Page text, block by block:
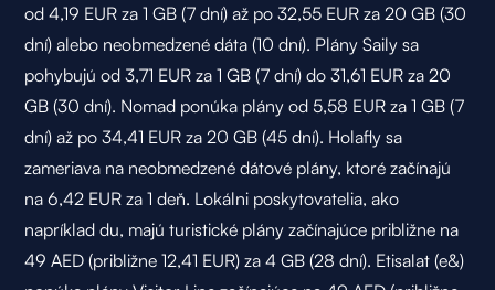
od 4,19 EUR za 1 GB (7 dní) až po 32,55 EUR za 20 GB (30
dní) alebo neobmedzené dáta (10 dní). Plány Saily sa
pohybujú od 3,71 EUR za 1 GB (7 dní) do 31,61 EUR za 20
GB (30 dní). Nomad ponúka plány od 5,58 EUR za 1 GB (7
dní) až po 34,41 EUR za 20 GB (45 dní). Holafly sa
zameriava na neobmedzené dátové plány, ktoré začínajú
na 6,42 EUR za 1 deň. Lokálni poskytovatelia, ako
napríklad du, majú turistické plány začínajúce približne na
49 AED (približne 12,41 EUR) za 4 GB (28 dní). Etisalat (e&)